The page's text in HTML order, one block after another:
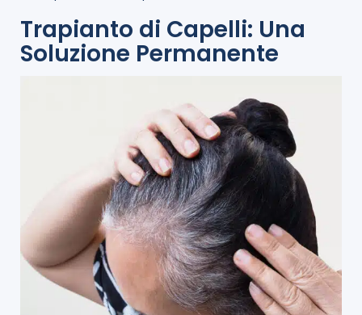
Trapianto di Capelli: Una
Soluzione Permanente